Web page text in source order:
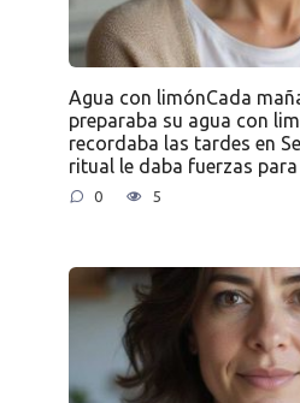
Agua con limónCada
preparaba su agua con
recordaba las tardes en
ritual le daba fuerzas
0 5